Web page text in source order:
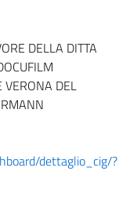
DELLA DITTA
VERONA DEL
dettaglio_cig/?